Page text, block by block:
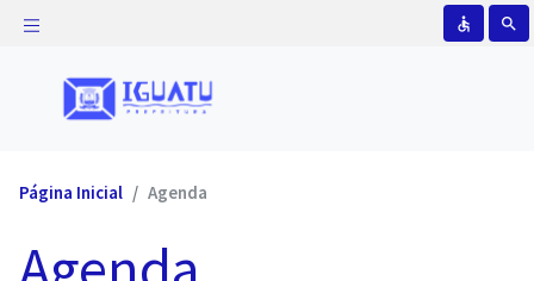
accessible search
Página Inicial Agenda